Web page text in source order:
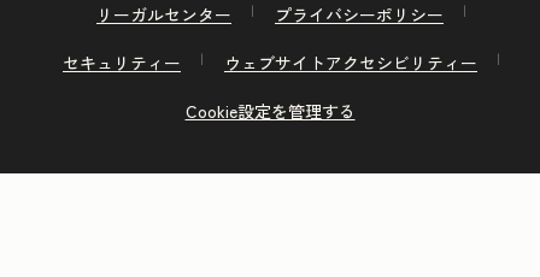
リーガルセンター
プライバシーポリシー
セキュリティー
ウェブサイトアクセシビリティー
Cookie設定を管理する